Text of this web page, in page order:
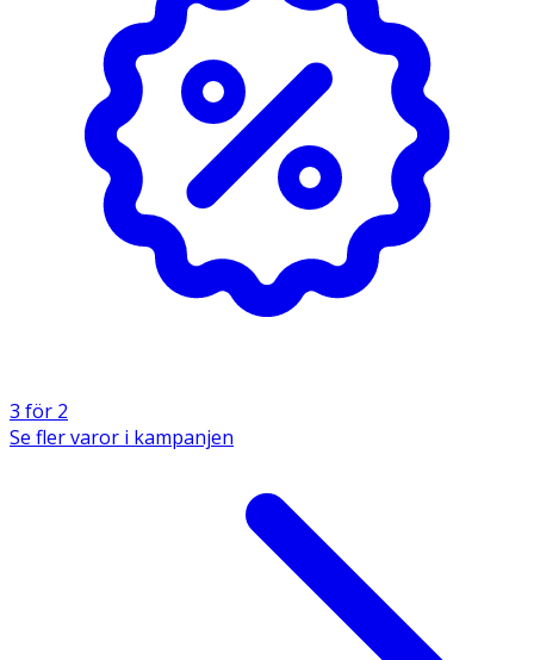
· Rengör såret vid behov och torka huden helt torr.
· Klipp till önskad storlek och applicera.
· Byt plåster när det blivit blött eller smutsigt.
· Följ alltid anvisningarna på förpackningen. Vid
allvarlig incident kontakta tillverkaren eller behörig
myndighet.
Förvaras torrt i rumstemperatur
3 för 2
Se fler varor i kampanjen